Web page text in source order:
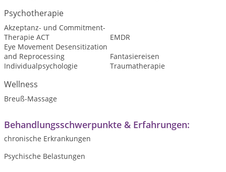
Psychotherapie
Akzeptanz- und Commitment-
Therapie ACT
EMDR
Eye Movement Desensitization
and Reprocessing
Fantasiereisen
Individualpsychologie
Traumatherapie
Wellness
Breuß-Massage
Behandlungsschwerpunkte & Erfahrungen:
chronische Erkrankungen
Psychische Belastungen